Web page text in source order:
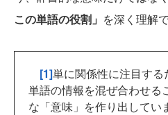
この単語の役割」 を深く理解
[1]単に関係性に注目す
単語の情報を混ぜ合わせる
な「意味」を作り出してい